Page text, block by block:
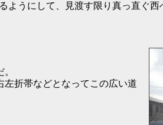
ようにして、見渡す限り真っ直ぐ西
折帯などとなってこの広い道